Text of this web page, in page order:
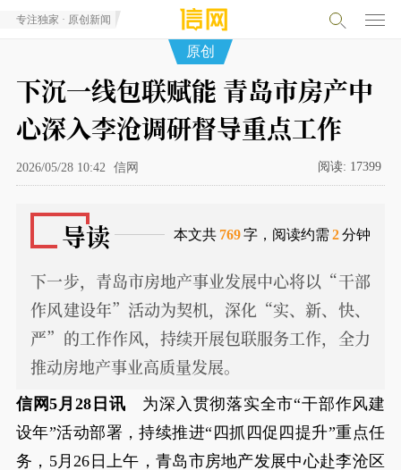
专注独家 · 原创新闻
原创
下沉一线包联赋能 青岛市房产中
心深入李沧调研督导重点工作
2026/05/28 10:42 信网 阅读: 17399
导读 本文共 769字，阅读约需 2分钟
下一步，青岛市房地产事业发展中心将以“干部
作风建设年”活动为契机，深化“实、新、快、
严”的工作作风，持续开展包联服务工作，全力
推动房地产事业高质量发展。
信网5月28日讯 为深入贯彻落实全市“干部作风建
设年”活动部署，持续推进“四抓四促四提升”重点任
务，5月26日上午，青岛市房地产发展中心赴李沧区